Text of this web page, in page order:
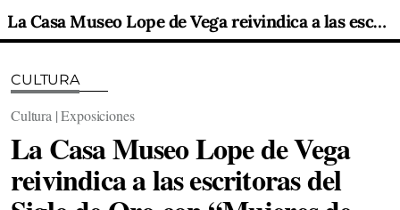
La Casa Museo Lope de Vega reivindica a las escritoras del Siglo de Oro con “Mujeres de ingenio. Plumas de Oro en el Siglo de las Letras”
CULTURA
Cultura | Exposiciones
La Casa Museo Lope de Vega
reivindica a las escritoras del